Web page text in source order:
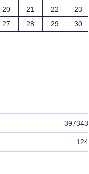
20 21 22
23
27 28 29
30
397343
124